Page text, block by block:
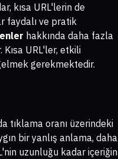
kısa URL'lerin de
faydalı ve pratik
hakkında daha fazla
URL'ler, etkili
gerekmektedir.
tıklama oranı üzerindeki
bir yanlış anlama, daha
uzunluğu kadar içeriğin